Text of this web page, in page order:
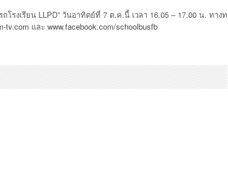
รงเรียน LLPD” วันอาทิตย์ที่ 7 ต.ค.นี้ เวลา 16.05 – 17.00 น. ทางท
tv.com และ www.facebook.com/schoolbusfb